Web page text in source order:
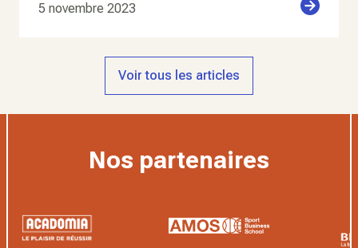
5 novembre 2023
Voir tous les articles
Nos partenaires